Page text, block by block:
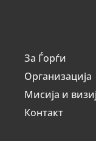
За Ѓорѓи
Организација
Мисија и
Контакт